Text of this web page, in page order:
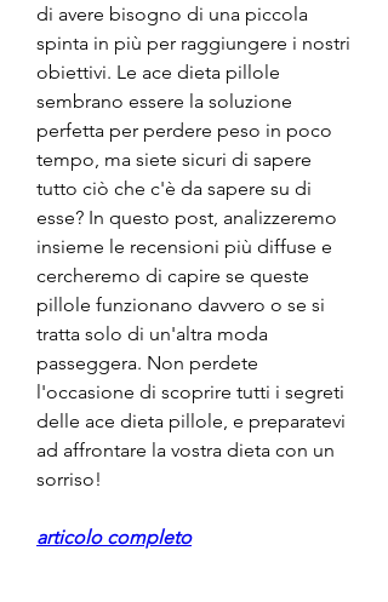
di avere bisogno di una piccola
spinta in più per raggiungere i nostri
obiettivi. Le ace dieta pillole
sembrano essere la soluzione
perfetta per perdere peso in poco
tempo, ma siete sicuri di sapere
tutto ciò che c'è da sapere su di
esse? In questo post, analizzeremo
insieme le recensioni più diffuse e
cercheremo di capire se queste
pillole funzionano davvero o se si
tratta solo di un'altra moda
passeggera. Non perdete
l'occasione di scoprire tutti i segreti
delle ace dieta pillole, e preparatevi
ad affrontare la vostra dieta con un
sorriso!
articolo completo